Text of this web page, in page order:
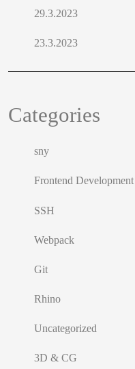
29.3.2023
23.3.2023
Categories
sny
Frontend Development
SSH
Webpack
Git
Rhino
Uncategorized
3D & CG